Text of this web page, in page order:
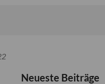
Neueste Beiträge